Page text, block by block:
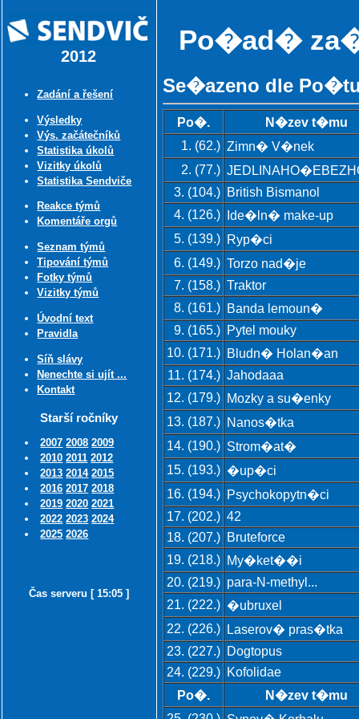
2012
Zadání a řešení
Výsledky
Výs. začátečníků
Statistika úkolů
Vizitky úkolů
Statistika Sendviče
Reakce týmů
Komentáře orgů
Seznam týmů
Tipování týmů
Fotky týmů
Vizitky týmů
Úvodní text
Pravidla
Síň slávy
Nenechte si ujít ...
Kontakt
Starší ročníky
2007 2008 2009
2010 2011 2012
2013 2014 2015
2016 2017 2018
2019 2020 2021
2022 2023 2024
2025 2026
Čas serveru [ 15:05 ]
Po�ad�
Se�azeno dle
Po�.
N�zev t�mu
1. (62.) Zimn� V�nek
2. (77.)
3. (104.)
British Bismanol
4. (126.)
Ide�ln� make-up
5. (139.)
Ryp�ci
6. (149.) Torzo nad�je
7. (158.) Traktor
8. (161.)
Banda lemoun�
9. (165.)
Pytel mouky
10. (171.)
Bludn� Holan�an
11. (174.) Jahodaaa
12. (179.)
Mozky a su�enky
13. (187.)
Nanos�tka
14. (190.) Strom�at�
15. (193.) �up�ci
16. (194.)
Psychokopytn�ci
17. (202.) 42
18. (207.)
Bruteforce
19. (218.)
My�ket��i
20. (219.) para-N-methyl...
21. (222.) �ubruxel
22. (226.)
Laserov� pras�tka
23. (227.)
Dogtopus
24. (229.)
Kofolidae
Po�.
N�zev t�mu